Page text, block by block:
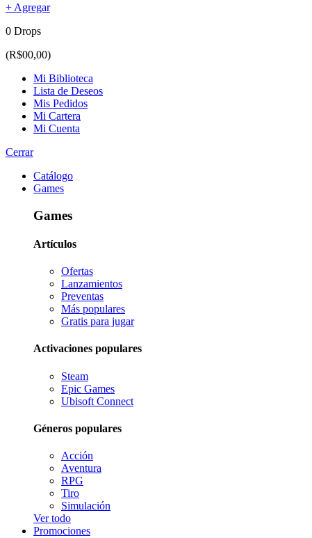
+ Agregar
0 Drops
(R$00,00)
Mi Biblioteca
Lista de Deseos
Mis Pedidos
Mi Cartera
Mi Cuenta
Cerrar
Catálogo
Games
Games
Artículos
Ofertas
Lanzamientos
Preventas
Más populares
Gratis para jugar
Activaciones populares
Steam
Epic Games
Ubisoft Connect
Géneros populares
Acción
Aventura
RPG
Tiro
Simulación
Ver todo
Promociones